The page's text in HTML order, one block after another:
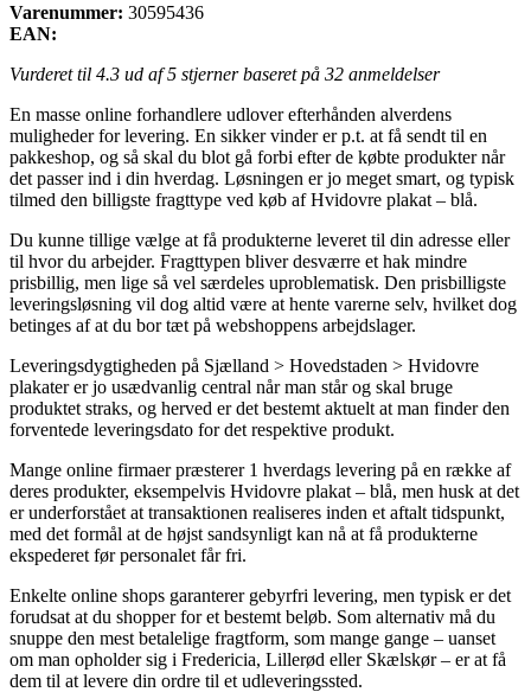
Varenummer: 30595436
EAN:
Vurderet til 4.3 ud af 5 stjerner baseret på 32 anmeldelser
En masse online forhandlere udlover efterhånden alverdens
muligheder for levering. En sikker vinder er p.t. at få sendt til en
pakkeshop, og så skal du blot gå forbi efter de købte produkter når
det passer ind i din hverdag. Løsningen er jo meget smart, og typisk
tilmed den billigste fragttype ved køb af Hvidovre plakat – blå.
Du kunne tillige vælge at få produkterne leveret til din adresse eller
til hvor du arbejder. Fragttypen bliver desværre et hak mindre
prisbillig, men lige så vel særdeles uproblematisk. Den prisbilligste
leveringsløsning vil dog altid være at hente varerne selv, hvilket dog
betinges af at du bor tæt på webshoppens arbejdslager.
Leveringsdygtigheden på Sjælland > Hovedstaden > Hvidovre
plakater er jo usædvanlig central når man står og skal bruge
produktet straks, og herved er det bestemt aktuelt at man finder den
forventede leveringsdato for det respektive produkt.
Mange online firmaer præsterer 1 hverdags levering på en række af
deres produkter, eksempelvis Hvidovre plakat – blå, men husk at det
er underforstået at transaktionen realiseres inden et aftalt tidspunkt,
med det formål at de højst sandsynligt kan nå at få produkterne
ekspederet før personalet får fri.
Enkelte online shops garanterer gebyrfri levering, men typisk er det
forudsat at du shopper for et bestemt beløb. Som alternativ må du
snuppe den mest betalelige fragtform, som mange gange – uanset
om man opholder sig i Fredericia, Lillerød eller Skælskør – er at få
dem til at levere din ordre til et udleveringssted.